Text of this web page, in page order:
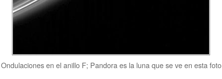
Ondulaciones en el anillo F; Pandora es la luna que se ve en esta foto